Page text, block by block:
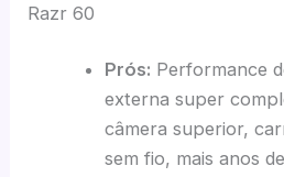
Razr 60
Prós: Performance
externa super
câmera superior,
sem fio, mais anos